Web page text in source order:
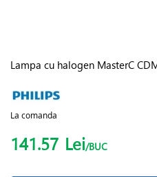
Lampa cu halogen MasterC
La comanda
141.57 Lei/BUC